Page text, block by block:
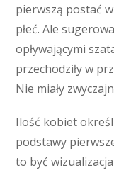
pierwszą postać
płeć. Ale
opływającymi
przechodziły w
Nie miały
Ilość kobiet
podstawy
to być